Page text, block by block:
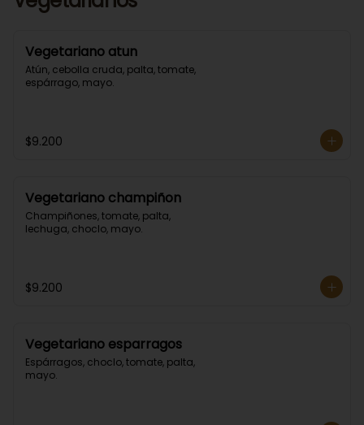
Vegetariano atun
Atún, cebolla cruda, palta, tomate,
espárrago, mayo.
$9.200
Vegetariano champiñon
Champiñones, tomate, palta,
lechuga, choclo, mayo.
$9.200
Vegetariano esparragos
Espárragos, choclo, tomate, palta,
mayo.